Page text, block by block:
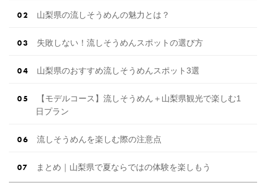
山梨県の流しそうめんの魅力とは？
失敗しない！流しそうめんスポットの選び方
山梨県のおすすめ流しそうめんスポット3選
【モデルコース】流しそうめん＋山梨県観光で楽しむ1
日プラン
流しそうめんを楽しむ際の注意点
まとめ｜山梨県で夏ならではの体験を楽しもう